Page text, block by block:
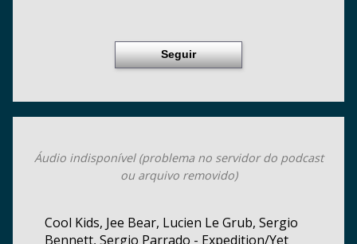
Seguir
Áudio indisponível (problema no servidor do podcast
ou arquivo removido)
Cool Kids, Jee Bear, Lucien Le Grub, Sergio
Bennett, Sergio Parrado - Expedition/Yet